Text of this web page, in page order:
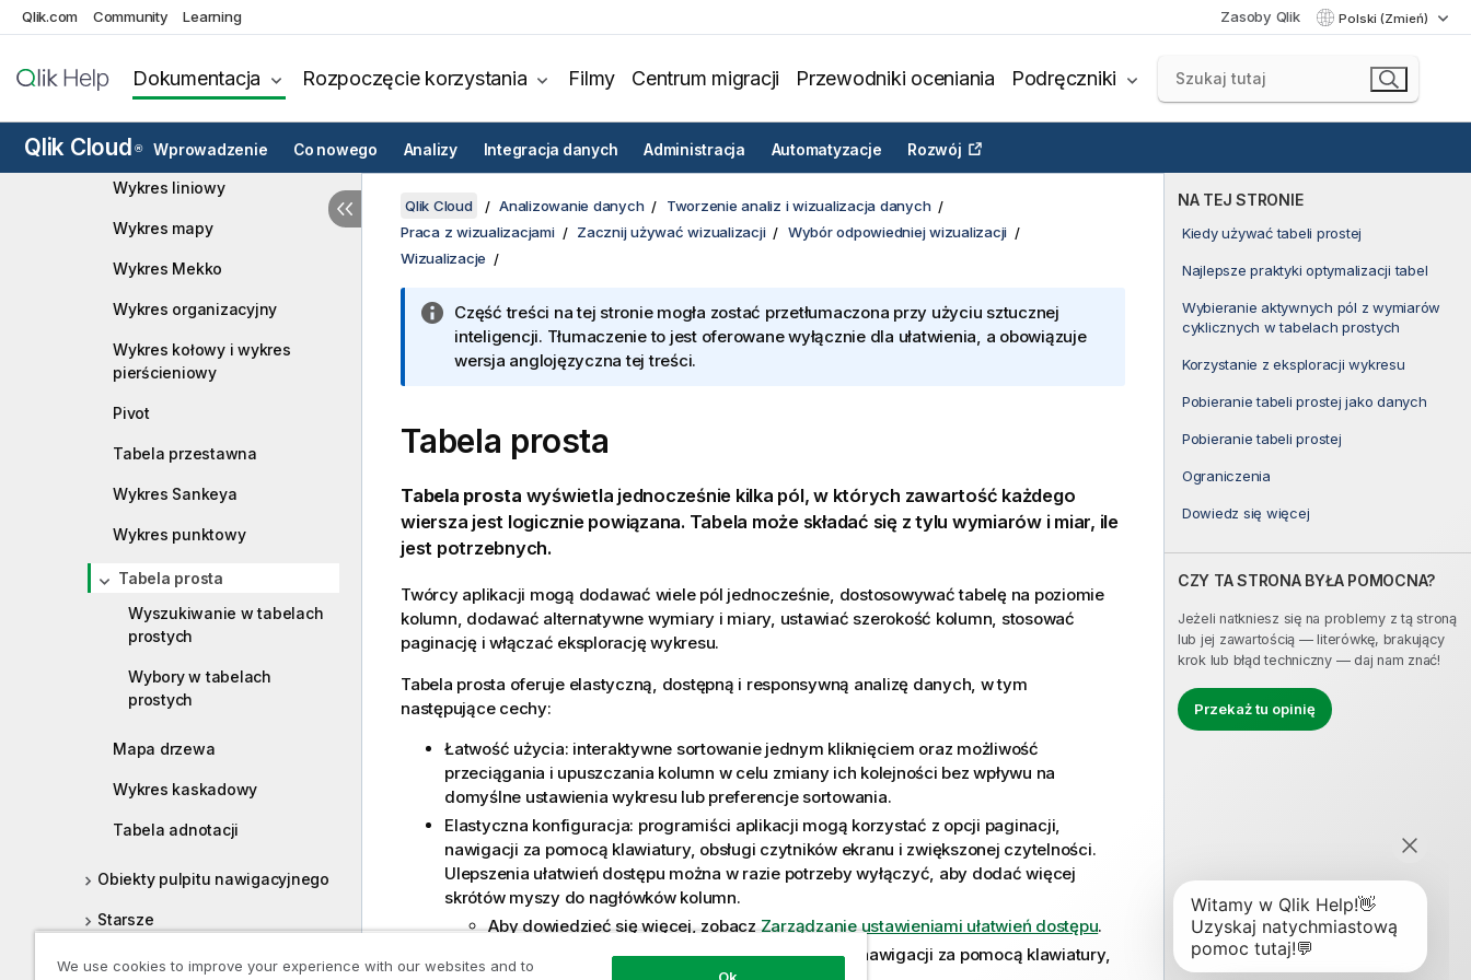
Qlik.com Community Learning Zasoby Qlik Polski (Zmień)
Dokumentacja Rozpoczęcie korzystania Filmy Centrum migracji Przewodniki oceniania Podręczniki
Qlik Cloud ® Wprowadzenie Co nowego Analizy Integracja danych Administracja Automatyzacje Rozwój
Miernik
Wskaźnik KPI
Wykres liniowy
Wykres mapy
Wykres Mekko
Wykres organizacyjny
Wykres kołowy i wykres
pierścieniowy
Pivot
Tabela przestawna
Wykres Sankeya
Wykres punktowy
Tabela prosta
Wyszukiwanie w tabelach
prostych
Wybory w tabelach
prostych
Mapa drzewa
Wykres kaskadowy
Tabela adnotacji
Obiekty pulpitu nawigacyjnego
Starsze
Dashboard bundle
NA TEJ STRONIE
Kiedy używać tabeli prostej
Najlepsze praktyki optymalizacji tabel
Wybieranie aktywnych pól z wymiarów
cyklicznych w tabelach prostych
Korzystanie z eksploracji wykresu
Pobieranie tabeli prostej jako danych
Pobieranie tabeli prostej
Ograniczenia
Dowiedz się więcej
CZY TA STRONA BYŁA POMOCNA?
Jeżeli natkniesz się na problemy z tą stroną
lub jej zawartością — literówkę, brakujący
krok lub błąd techniczny — daj nam znać!
Przekaż tu opinię
Qlik Cloud Analizowanie danych
Tworzenie analiz i wizualizacja danych
Praca z wizualizacjami
Zacznij używać wizualizacji
Wybór odpowiedniej wizualizacji
Wizualizacje
Część treści na tej stronie mogła zostać przetłumaczona przy użyciu sztucznej
inteligencji. Tłumaczenie to jest oferowane wyłącznie dla ułatwienia, a obowiązuje
wersja anglojęzyczna tej treści.
Tabela prosta
Tabela prosta wyświetla jednocześnie kilka pól, w których zawartość każdego
wiersza jest logicznie powiązana. Tabela może składać się z tylu wymiarów i miar, ile
jest potrzebnych.
Twórcy aplikacji mogą dodawać wiele pól jednocześnie, dostosowywać tabelę na poziomie
kolumn, dodawać alternatywne wymiary i miary, ustawiać szerokość kolumn, stosować
paginację i włączać eksplorację wykresu.
Tabela prosta oferuje elastyczną, dostępną i responsywną analizę danych, w tym
następujące cechy:
Łatwość użycia: interaktywne sortowanie jednym kliknięciem oraz możliwość
przeciągania i upuszczania kolumn w celu zmiany ich kolejności bez wpływu na
domyślne ustawienia wykresu lub preferencje sortowania.
Elastyczna konfiguracja: programiści aplikacji mogą korzystać z opcji paginacji,
nawigacji za pomocą klawiatury, obsługi czytników ekranu i zwiększonej czytelności.
Ulepszenia ułatwień dostępu można w razie potrzeby wyłączyć, aby dodać więcej
skrótów myszy do nagłówków kolumn.
Aby dowiedzieć się więcej, zobaczZarządzanie ustawieniami ułatwień dostępu.
Opcje paginacji na poziomie wierszy, wszechstronnej nawigacji za pomocą klawiatury,
We use cookies to improve your experience with our websites and to